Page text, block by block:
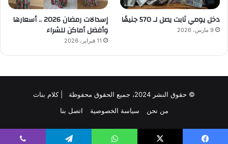
دخل يومي ثابت يصل لـ 570 جنيهًا
9 مارس، 2026
إسدالات رمضان 2026 .. أسعارها
وأفضل أماكن للشراء
11 فبراير، 2026
© حقوق النشر 2024، جميع الحقوق محفوظة | كلام بنات
من نحن
سياسة الخصوصية اتصل بنا